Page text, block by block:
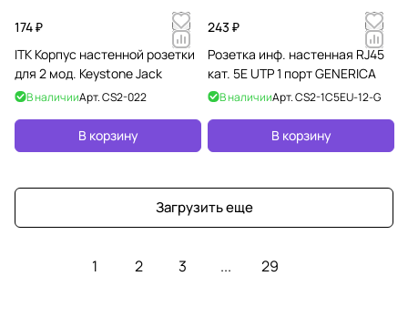
174 ₽
ITK Корпус настенной розетки
для 2 мод. Keystone Jack
В наличииАрт.CS2-022
В корзину
243 ₽
Розетка инф. настенная RJ45
кат. 5Е UTP 1 порт GENERICA
В наличииАрт.CS2-1C5EU-12-G
В корзину
Загрузить еще
1 2 3 ... 29